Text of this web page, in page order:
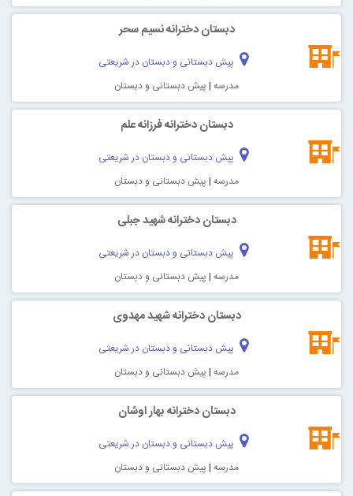
دبستان دخترانه نسیم سحر
پیش دبستانی و دبستان در شریعتی
مدرسه | پیش دبستانی و دبستان
دبستان دخترانه فرزانه علم
پیش دبستانی و دبستان در شریعتی
مدرسه | پیش دبستانی و دبستان
دبستان دخترانه شهید جبلی
پیش دبستانی و دبستان در شریعتی
مدرسه | پیش دبستانی و دبستان
دبستان دخترانه شهید مهدوی
پیش دبستانی و دبستان در شریعتی
مدرسه | پیش دبستانی و دبستان
دبستان دخترانه بهار اوشان
پیش دبستانی و دبستان در شریعتی
مدرسه | پیش دبستانی و دبستان